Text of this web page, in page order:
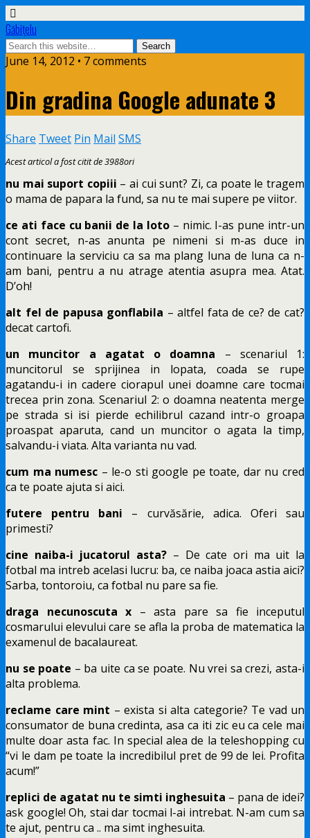
Găbiţelu
June 14, 2012 • 7 comments
Din gradina Google adunate 3
Share Tweet Pin Mail SMS
Acest articol a fost citit de 3988ori
nu mai suport copiii – ai cui sunt? Zi, ca poate le tragem
o mama de papara la fund, sa nu te mai supere pe viitor.
ce ati face cu banii de la loto– nimic. I-as pune intr-un
cont secret, n-as anunta pe nimeni si m-as duce in
continuare la serviciu ca sa ma plang luna de luna ca n-
am bani, pentru a nu atrage atentia asupra mea. Atat.
D’oh!
alt fel de papusa gonflabila – altfel fata de ce? de cat?
decat cartofi.
un muncitor a agatat o doamna – scenariul 1:
muncitorul se sprijinea in lopata, coada se rupe
agatandu-i in cadere ciorapul unei doamne care tocmai
trecea prin zona. Scenariul 2: o doamna neatenta merge
pe strada si isi pierde echilibrul cazand intr-o groapa
proaspat aparuta, cand un muncitor o agata la timp,
salvandu-i viata. Alta varianta nu vad.
cum ma numesc – le-o sti google pe toate, dar nu cred
ca te poate ajuta si aici.
futere pentru bani – curvăsărie, adica. Oferi sau
primesti?
cine naiba-i jucatorul asta? – De cate ori ma uit la
fotbal ma intreb acelasi lucru: ba, ce naiba joaca astia aici?
Sarba, tontoroiu, ca fotbal nu pare sa fie.
draga necunoscuta x – asta pare sa fie inceputul
cosmarului elevului care se afla la proba de matematica la
examenul de bacalaureat.
nu se poate – ba uite ca se poate. Nu vrei sa crezi, asta-i
alta problema.
reclame care mint – exista si alta categorie? Te vad un
consumator de buna credinta, asa ca iti zic eu ca cele mai
multe doar asta fac. In special alea de la teleshopping cu
“vi le dam pe toate la incredibilul pret de 99 de lei. Profita
acum!”
replici de agatat nu te simti inghesuita – pana de idei?
ask google! Oh, stai dar tocmai l-ai intrebat. N-am cum sa
te ajut, pentru ca .. ma simt inghesuita.